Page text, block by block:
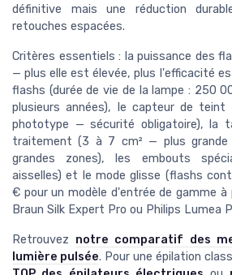
définitive mais une réduction
retouches espacées.
Critères essentiels : la puissance des
— plus elle est élevée, plus l'efficacité
flashs (durée de vie de la lampe : 250
plusieurs années), le capteur de teint
phototype — sécurité obligatoire), la
traitement (3 à 7 cm² — plus grande
grandes zones), les embouts
aisselles) et le mode glisse (flashs
€ pour un modèle d'entrée de gamme
Braun Silk Expert Pro ou Philips Lumea
Retrouvez notre comparatif des
lumière pulsée. Pour une épilation